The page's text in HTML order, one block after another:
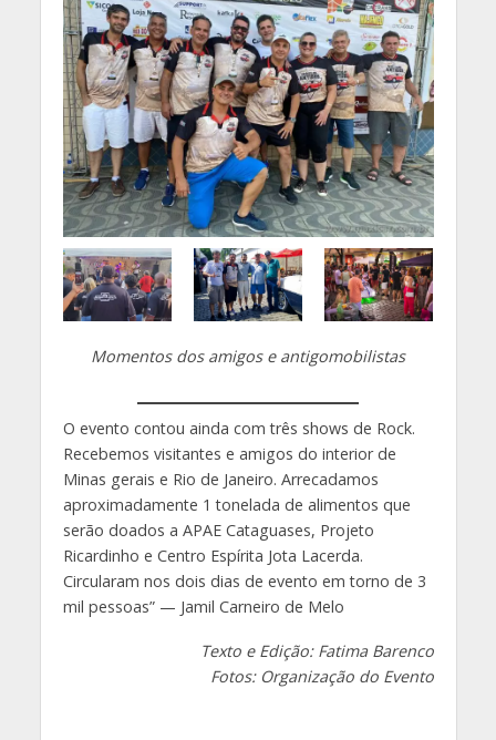
Momentos dos amigos e antigomobilistas
O evento contou ainda com três shows de Rock.
Recebemos visitantes e amigos do interior de
Minas gerais e Rio de Janeiro. Arrecadamos
aproximadamente 1 tonelada de alimentos que
serão doados a APAE Cataguases, Projeto
Ricardinho e Centro Espírita Jota Lacerda.
Circularam nos dois dias de evento em torno de 3
mil pessoas” — Jamil Carneiro de Melo
Texto e Edição: Fatima Barenco
Fotos: Organização do Evento